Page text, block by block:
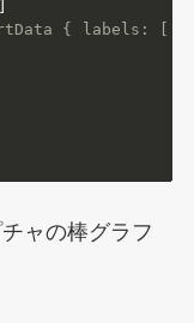
{ labels: [],
ャの棒グラフ